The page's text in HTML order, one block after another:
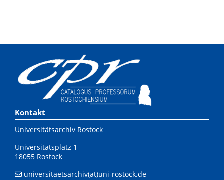
Kontakt
Universitätsarchiv Rostock
Universitätsplatz 1
18055 Rostock
universitaetsarchiv(at)uni-rostock.de